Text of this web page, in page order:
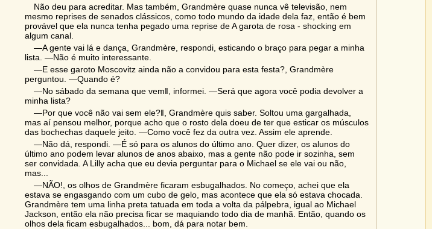
Não deu para acreditar. Mas também, Grandmère quase nunca vê televisão, nem
mesmo reprises de senados clássicos, como todo mundo da idade dela faz, então é bem
provável que ela nunca tenha pegado uma reprise de A garota de rosa - shocking em
algum canal.
―A gente vai lá e dança, Grandmère, respondi, esticando o braço para pegar a minha
lista. ―Não é muito interessante.
―E esse garoto Moscovitz ainda não a convidou para esta festa?, Grandmère
perguntou. ―Quando é?
―No sábado da semana que vem‖, informei. ―Será que agora você podia devolver a
minha lista?
―Por que você não vai sem ele?‖, Grandmère quis saber. Soltou uma gargalhada,
mas aí pensou melhor, porque acho que o rosto dela doeu de ter que esticar os músculos
das bochechas daquele jeito. ―Como você fez da outra vez. Assim ele aprende.
―Não dá, respondi. ―É só para os alunos do último ano. Quer dizer, os alunos do
último ano podem levar alunos de anos abaixo, mas a gente não pode ir sozinha, sem
ser convidada. A Lilly acha que eu devia perguntar para o Michael se ele vai ou não,
mas...
―NÃO!, os olhos de Grandmère ficaram esbugalhados. No começo, achei que ela
estava se engasgando com um cubo de gelo, mas acontece que ela só estava chocada.
Grandmère tem uma linha preta tatuada em toda a volta da pálpebra, igual ao Michael
Jackson, então ela não precisa ficar se maquiando todo dia de manhã. Então, quando os
olhos dela ficam esbugalhados... bom, dá para notar bem.